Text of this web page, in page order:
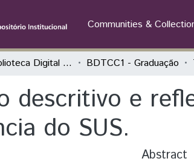
Communities &
UNILA | Biblioteca Digital de Trabalhos de Conclusão de Curso BDTCC1 - Graduação
descritivo e
do SUS.
Abstract